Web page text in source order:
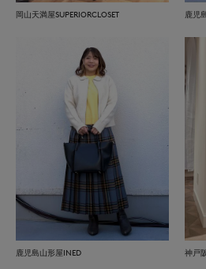
岡山天満屋SUPERIORCLOSET 鹿児
鹿児島山形屋INED 神戸